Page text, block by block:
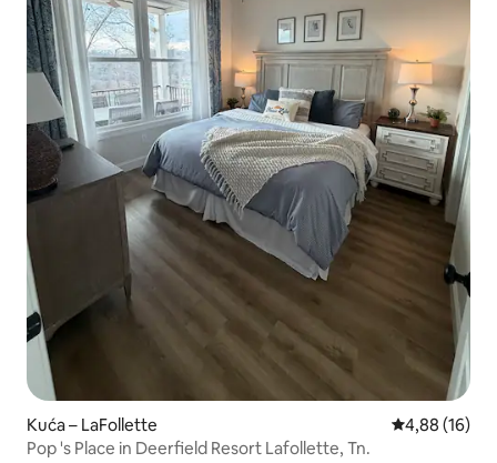
Kuća – LaFollette Prosječna
4,88 (16)
Pop 's Place in Deerfield Resort Lafollette, Tn.